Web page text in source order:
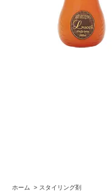
ホーム > スタイリング剤